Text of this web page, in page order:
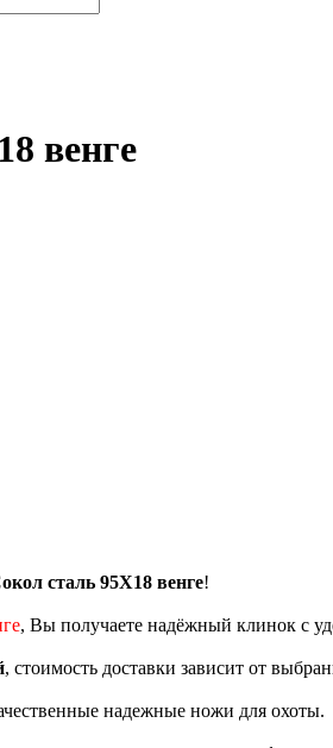
венге
сталь 95Х18 венге!
, Вы получаете надёжный клинок с
, стоимость доставки зависит от
надежные ножи для охоты.